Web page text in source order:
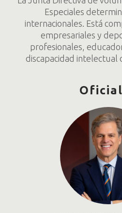
Especiales
internacionales. Está
empresariales y
profesionales,
discapacidad intelectual